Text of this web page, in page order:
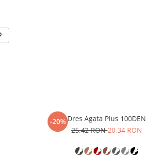
-20%Dres Agata Plus 100DEN
25,42 RON20,34 RON